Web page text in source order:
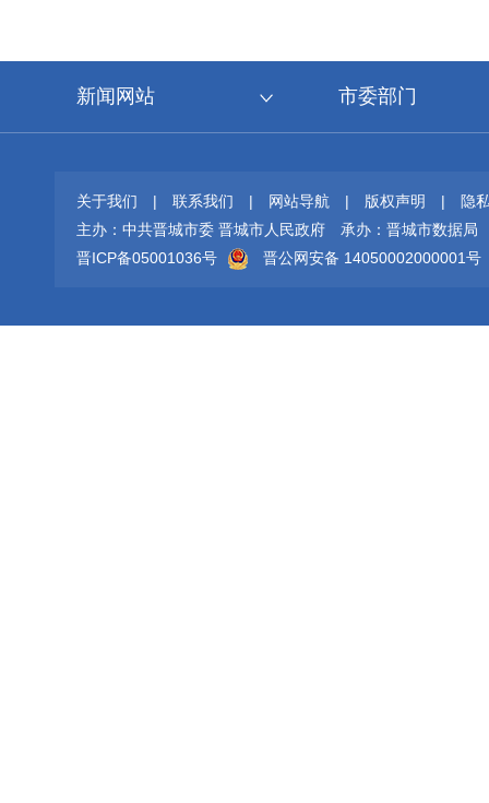
新闻网站 市委部门
关于我们 | 联系我们 | 网站导航 | 版权声明 |
隐
主办：中共晋城市委 晋城市人民政府
承办：晋城市数据局
晋ICP备05001036号
晋公网安备 14050002000001号